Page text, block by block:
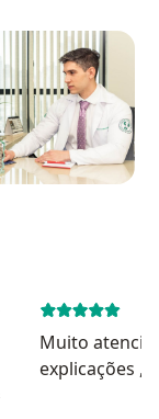
Muito
explicações ,